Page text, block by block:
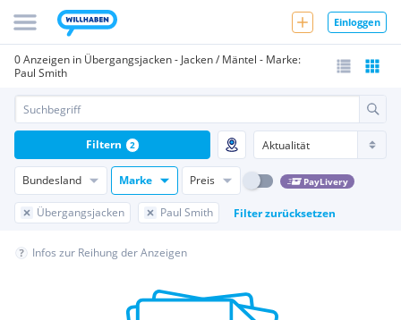
Einloggen
0 Anzeigen in Übergangsjacken - Jacken / Mäntel - Marke:
Paul Smith
Bundesland Marke Preis PayLivery
Übergangsjacken Paul Smith Filter zurücksetzen
Filtern 2
Infos zur Reihung der Anzeigen